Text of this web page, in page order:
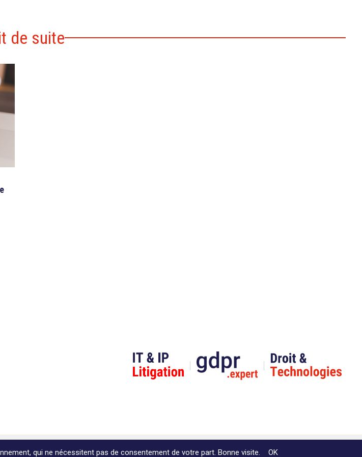
de suite
Website by Akimedia
qui ne nécessitent pas de consentement de votre part. Bonne visite. OK